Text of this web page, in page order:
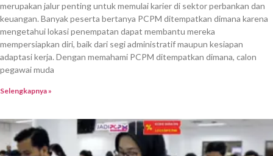
merupakan jalur penting untuk memulai karier di sektor perbankan dan
keuangan. Banyak peserta bertanya PCPM ditempatkan dimana karena
mengetahui lokasi penempatan dapat membantu mereka
mempersiapkan diri, baik dari segi administratif maupun kesiapan
adaptasi kerja. Dengan memahami PCPM ditempatkan dimana, calon
pegawai muda
Selengkapnya »